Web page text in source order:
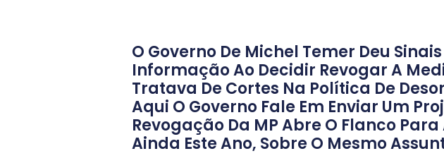
O Governo De Michel Temer Deu
Informação Ao Decidir Revogar A
Tratava De Cortes Na Política De
Aqui O Governo Fale Em Enviar Um
Revogação Da MP Abre O Flanco
Ainda Este Ano, Sobre O Mesmo